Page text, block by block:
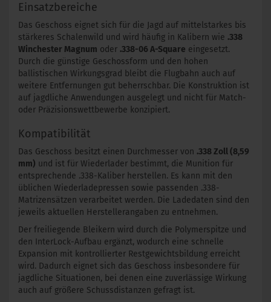
Einsatzbereiche
Das Geschoss eignet sich für die Jagd auf mittelstarkes bis
stärkeres Schalenwild und wird häufig in Kalibern wie .338
Winchester Magnum oder .338-06 A-Square eingesetzt.
Durch die günstige Geschossform und den hohen
ballistischen Wirkungsgrad bleibt die Flugbahn auch auf
weitere Entfernungen gut beherrschbar. Die Konstruktion ist
auf jagdliche Anwendungen ausgelegt und nicht für Match-
oder Präzisionswettbewerbe konzipiert.
Kompatibilität
Das Geschoss besitzt einen Durchmesser von .338 Zoll (8,59
mm) und ist für Wiederlader bestimmt, die Munition für
entsprechende .338-Kaliber herstellen. Es kann mit den
üblichen Wiederladepressen sowie passenden .338-
Matrizensätzen verarbeitet werden. Die Ladedaten sind den
jeweils aktuellen Herstellerangaben zu entnehmen.
Der freiliegende Bleikern wird durch die Polymerspitze und
den InterLock-Aufbau ergänzt, wodurch eine schnelle
Expansion mit kontrollierter Restgewichtsbildung erreicht
wird. Dadurch eignet sich das Geschoss insbesondere für
jagdliche Situationen, bei denen eine zuverlässige Wirkung
auch auf größere Schussdistanzen gefragt ist.